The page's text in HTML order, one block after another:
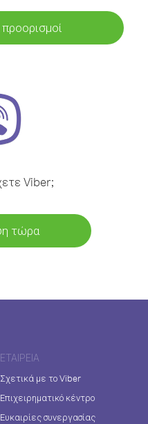
Viber;
τώρα
ΕΤΑΙΡΕΊΑ
Σχετικά με το Viber
Επιχειρηματικό κέντρο
Ευκαιρίες συνεργασίας